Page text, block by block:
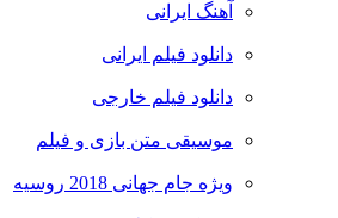
آهنگ ایرانی
دانلود فیلم ایرانی
دانلود فیلم خارجی
موسیقی متن بازی و فیلم
ویژه جام جهانی 2018 روسیه